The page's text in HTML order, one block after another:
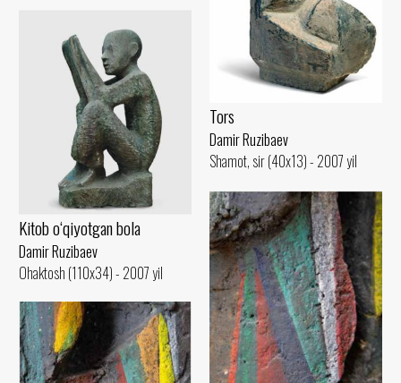
Tors
Damir Ruzibaev
Shamot, sir (40x13) - 2007 yil
Kitob o‘qiyotgan bola
Damir Ruzibaev
Ohaktosh (110x34) - 2007 yil